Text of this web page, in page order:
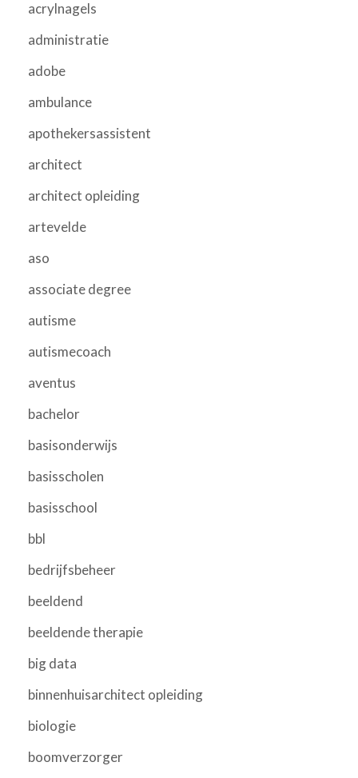
acrylnagels
administratie
adobe
ambulance
apothekersassistent
architect
architect opleiding
artevelde
aso
associate degree
autisme
autismecoach
aventus
bachelor
basisonderwijs
basisscholen
basisschool
bbl
bedrijfsbeheer
beeldend
beeldende therapie
big data
binnenhuisarchitect opleiding
biologie
boomverzorger